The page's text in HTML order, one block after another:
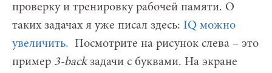
проверку и тренировку рабочей памяти. О
таких задачах я уже писал здесь: IQ можно
увеличить. Посмотрите на рисунок слева – это
пример 3-backзадачи с буквами. На экране